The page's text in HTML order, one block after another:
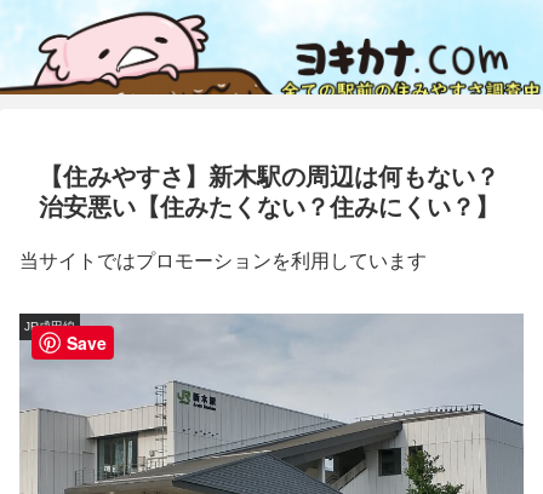
【住みやすさ】新木駅の周辺は何もない？
治安悪い【住みたくない？住みにくい？】
当サイトではプロモーションを利用しています
JR成田線
Save